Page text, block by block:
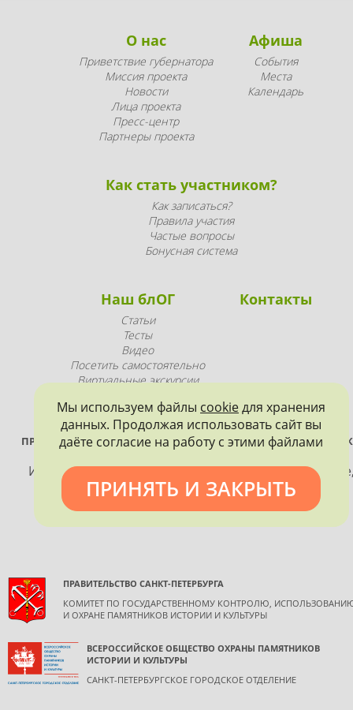
О нас
Приветствие губернатора
Миссия проекта
Новости
Лица проекта
Пресс-центр
Партнеры проекта
Афиша
События
Места
Календарь
Как стать участником?
Как записаться?
Правила участия
Частые вопросы
Бонусная система
Наш блОГ
Статьи
Тесты
Видео
Посетить самостоятельно
Виртуальные экскурсии
Контакты
ПРОЕКТ РЕАЛИЗУЕТСЯ ПРИ ПОДДЕРЖКЕ ПРАВИТЕЛЬСТВА
Использование материалов, размещенных на
допускается только с согласия правообладателя и
обязательной ссылкой на источник информации.
ПРАВИТЕЛЬСТВО САНКТ-ПЕТЕРБУРГА
КОМИТЕТ ПО ГОСУДАРСТВЕННОМУ КОНТРОЛЮ,
И ОХРАНЕ ПАМЯТНИКОВ ИСТОРИИ И КУЛЬТУРЫ
ВСЕРОССИЙСКОЕ ОБЩЕСТВО ОХРАНЫ ПАМЯТНИКОВ
ИСТОРИИ И КУЛЬТУРЫ
САНКТ-ПЕТЕРБУРГСКОЕ ГОРОДСКОЕ ОТДЕЛЕНИЕ
Мы используем файлы cookieдля хранения
данных. Продолжая использовать сайт вы
даёте согласие на работу с этими файлами
ПРИНЯТЬ И ЗАКРЫТЬ